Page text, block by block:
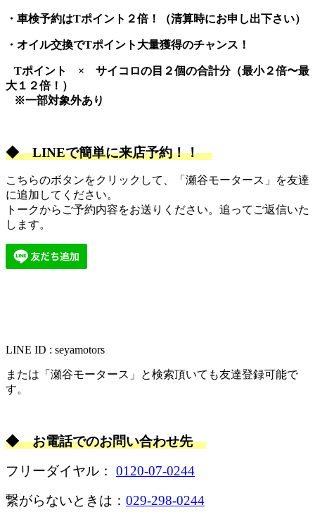
・車検予約はTポイント２倍！ （清算時にお申し出下さい）
・オイル交換でTポイント大量獲得のチャンス！
Tポイント × サイコロの目２個の合計分（最小２倍〜最
大１２倍！）
※一部対象外あり
◆LINEで簡単に来店予約！！
こちらのボタンをクリックして、「瀬谷モータース」を友達
に追加してください。
トークからご予約内容をお送りください。追ってご返信いた
します。
LINE ID : seyamotors
または「瀬谷モータース」と検索頂いても友達登録可能で
す。
◆ お電話でのお問い合わせ先
フリーダイヤル： 0120-07-0244
繋がらないときは： 029-298-0244